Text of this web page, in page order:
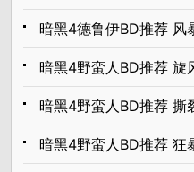
暗黑4德鲁伊BD推荐 风暴
暗黑4野蛮人BD推荐 旋风
暗黑4野蛮人BD推荐 撕裂
暗黑4野蛮人BD推荐 狂暴之